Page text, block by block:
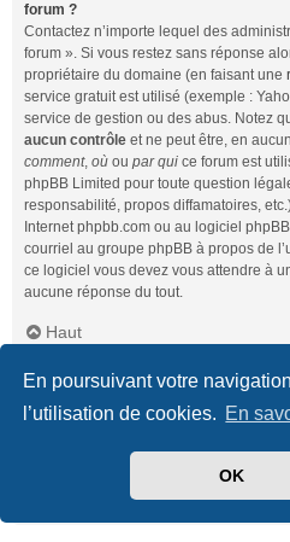
En poursuivant votre
l’utilisation de cookies. En
OK
forum ?
Contactez n’importe lequel des
forum ». Si vous restez sans réponse
propriétaire du domaine (en faisant une
service gratuit est utilisé (exemple :
service de gestion ou des abus. Notez
aucun contrôle et ne peut être, en
comment, où ou par qui ce forum est
phpBB Limited pour toute question
responsabilité, propos diffamatoires,
Internet phpbb.com ou au logiciel
courriel au groupe phpBB à propos de
ce logiciel vous devez vous attendre à
aucune réponse du tout.
Haut
Comment puis-je contacter un
Pour l’ensemble des utilisateurs du
« Nous contacter », si ce dernier a été